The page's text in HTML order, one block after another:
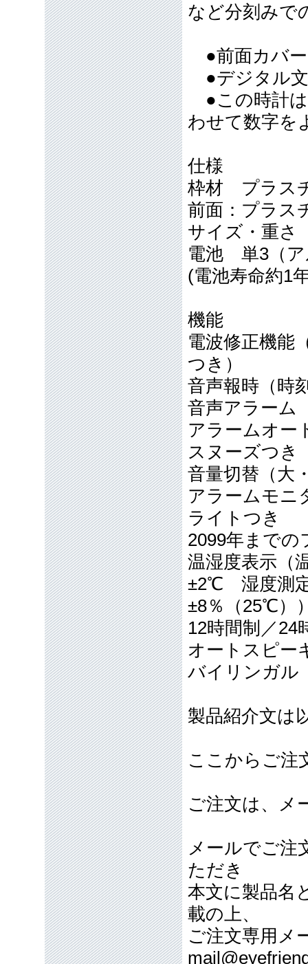
など分刻みで
●前面カバ
●デジタル
●この時計は
わせて数字を
仕様
枠材 プラ
前面：プラス
サイズ・重
電池 単3（
(電池寿命約
機能
電波修正機能
つき）
音声報時（時
音声アラーム
アラームオー
スヌーズつき
音量切替（大
アラームモニ
ライトつき
2099年までの
温湿度表示（
±2℃ 湿度測
±8％（25℃）
12時間制／24
オートスピー
バイリンガル
製品紹介文は
ここからご注
ご注文は、メ
メールでご注
ただき
本文に製品名
載の上、
ご注文専用